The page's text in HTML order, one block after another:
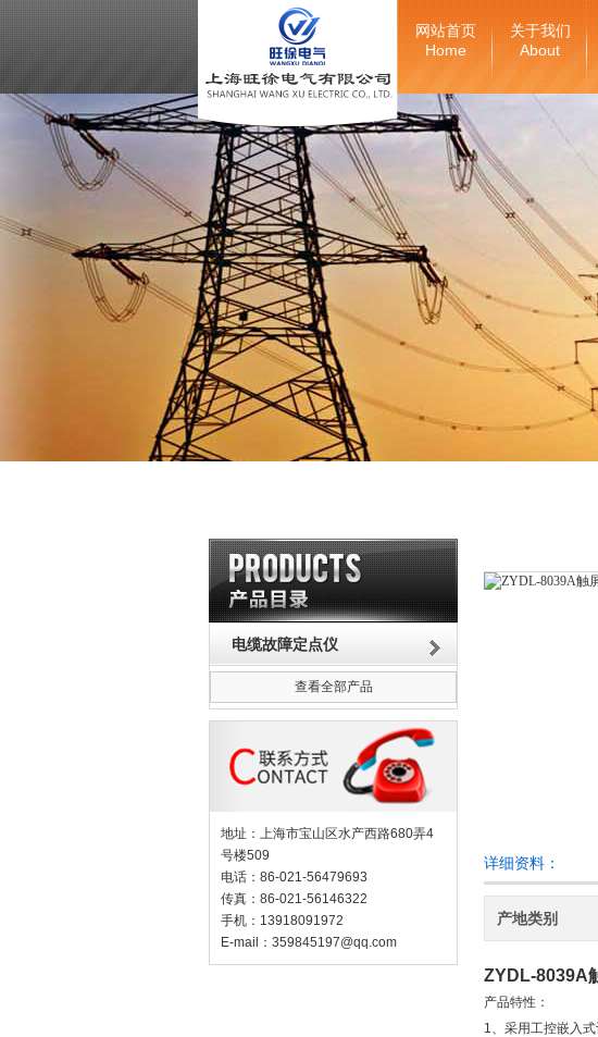
网站首页
Home
关于我们
About
电缆故障定点仪
查看全部产品
地址：上海市宝山区水产西路680弄4
号楼509
电话：86-021-56479693
传真：86-021-56146322
手机：13918091972
E-mail： 359845197@qq.com
详细资料：
产地类别
ZYDL-8039A
产品特性：
1、采用工控嵌入